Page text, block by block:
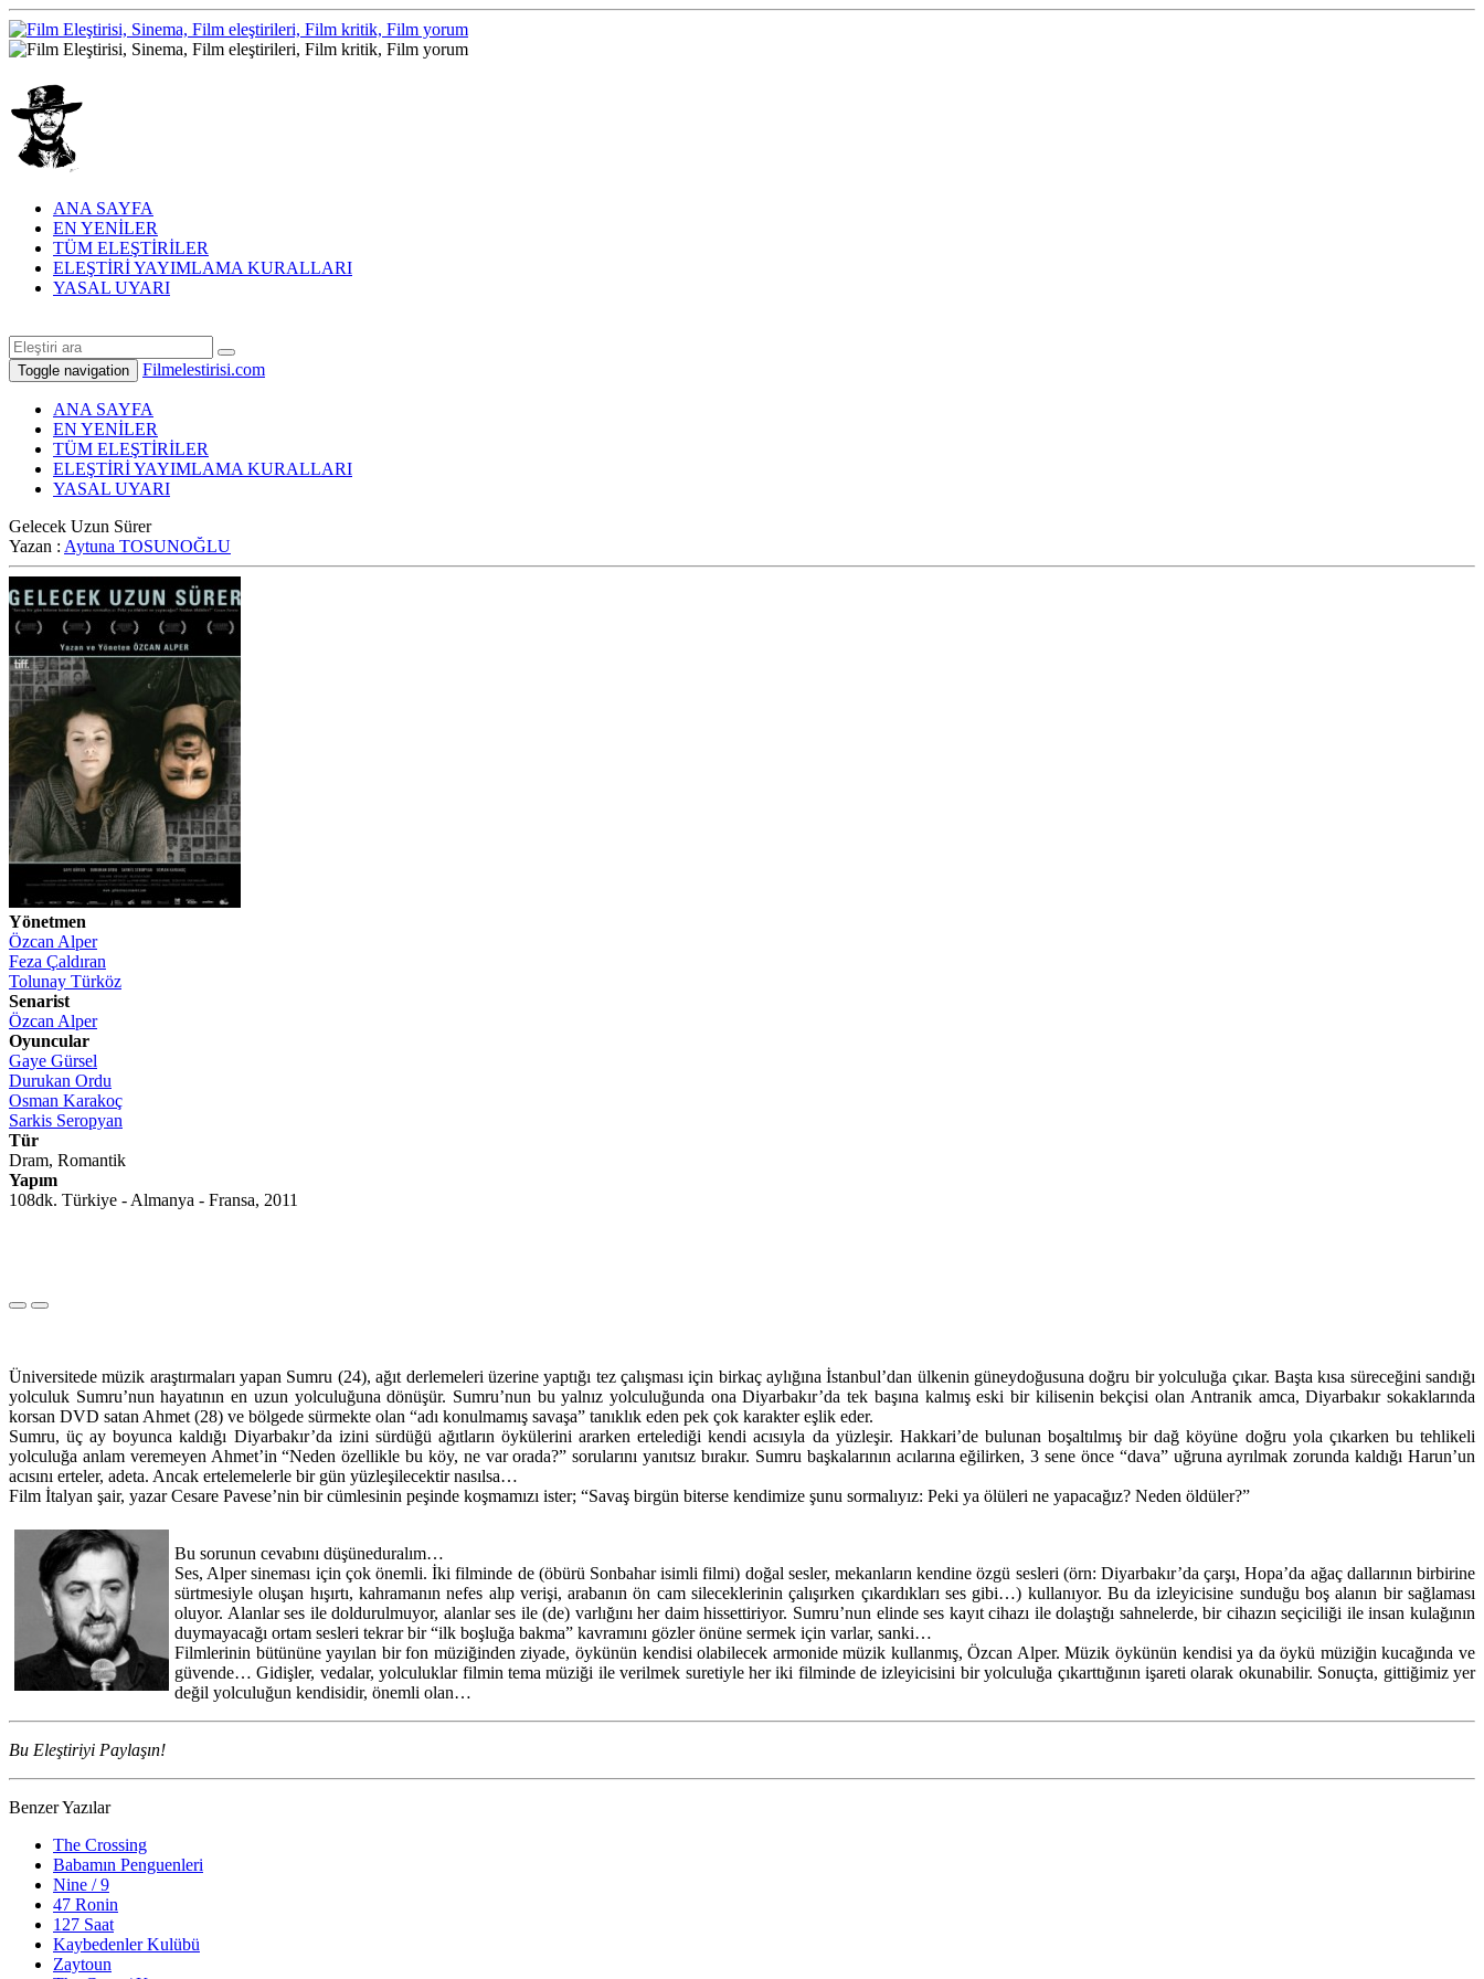
ANA SAYFA
EN YENİLER
TÜM ELEŞTİRİLER
ELEŞTİRİ YAYIMLAMA KURALLARI
YASAL UYARI
Toggle navigation Filmelestirisi.com
ANA SAYFA
EN YENİLER
TÜM ELEŞTİRİLER
ELEŞTİRİ YAYIMLAMA KURALLARI
YASAL UYARI
Gelecek Uzun Sürer
Yazan : Aytuna TOSUNOĞLU
Yönetmen
Özcan Alper
Feza Çaldıran
Tolunay Türköz
Senarist
Özcan Alper
Oyuncular
Gaye Gürsel
Durukan Ordu
Osman Karakoç
Sarkis Seropyan
Tür
Dram, Romantik
Yapım
108dk. Türkiye - Almanya - Fransa, 2011
Üniversitede müzik araştırmaları yapan Sumru (24), ağıt derlemeleri üzerine yaptığı tez çalışması için birkaç aylığına İstanbul’dan ülkenin güneydoğusuna doğru bir yolculuğa çıkar. Başta kısa süreceğini sandığı
yolculuk Sumru’nun hayatının en uzun yolculuğuna dönüşür. Sumru’nun bu yalnız yolculuğunda ona Diyarbakır’da tek başına kalmış eski bir kilisenin bekçisi olan Antranik amca, Diyarbakır sokaklarında
korsan DVD satan Ahmet (28) ve bölgede sürmekte olan “adı konulmamış savaşa” tanıklık eden pek çok karakter eşlik eder.
Sumru, üç ay boyunca kaldığı Diyarbakır’da izini sürdüğü ağıtların öykülerini ararken ertelediği kendi acısıyla da yüzleşir. Hakkari’de bulunan boşaltılmış bir dağ köyüne doğru yola çıkarken bu tehlikeli
yolculuğa anlam veremeyen Ahmet’in “Neden özellikle bu köy, ne var orada?” sorularını yanıtsız bırakır. Sumru başkalarının acılarına eğilirken, 3 sene önce “dava” uğruna ayrılmak zorunda kaldığı Harun’un
acısını erteler, adeta. Ancak ertelemelerle bir gün yüzleşilecektir nasılsa…
Film İtalyan şair, yazar Cesare Pavese’nin bir cümlesinin peşinde koşmamızı ister; “Savaş birgün biterse kendimize şunu sormalıyız: Peki ya ölüleri ne yapacağız? Neden öldüler?”
Bu sorunun cevabını düşüneduralım…
Ses, Alper sineması için çok önemli. İki filminde de (öbürü Sonbahar isimli filmi) doğal sesler, mekanların kendine özgü sesleri (örn: Diyarbakır’da çarşı, Hopa’da ağaç dallarının birbirine
sürtmesiyle oluşan hışırtı, kahramanın nefes alıp verişi, arabanın ön cam sileceklerinin çalışırken çıkardıkları ses gibi…) kullanıyor. Bu da izleyicisine sunduğu boş alanın bir sağlaması
oluyor. Alanlar ses ile doldurulmuyor, alanlar ses ile (de) varlığını her daim hissettiriyor. Sumru’nun elinde ses kayıt cihazı ile dolaştığı sahnelerde, bir cihazın seçiciliği ile insan kulağının
duymayacağı ortam sesleri tekrar bir “ilk boşluğa bakma” kavramını gözler önüne sermek için varlar, sanki…
Filmlerinin bütününe yayılan bir fon müziğinden ziyade, öykünün kendisi olabilecek armonide müzik kullanmış, Özcan Alper. Müzik öykünün kendisi ya da öykü müziğin kucağında ve
güvende… Gidişler, vedalar, yolculuklar filmin tema müziği ile verilmek suretiyle her iki filminde de izleyicisini bir yolculuğa çıkarttığının işareti olarak okunabilir. Sonuçta, gittiğimiz yer
değil yolculuğun kendisidir, önemli olan…
Bu Eleştiriyi Paylaşın!
Benzer Yazılar
The Crossing
Babamın Penguenleri
Nine / 9
47 Ronin
127 Saat
Kaybedenler Kulübü
Zaytoun